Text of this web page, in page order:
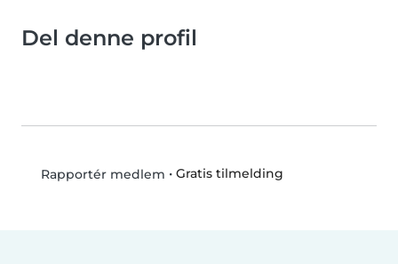
Del denne profil
Rapportér medlem • Gratis tilmelding